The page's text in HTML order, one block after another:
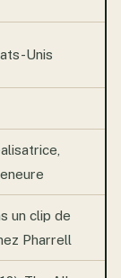
Unis
un clip de
Pharrell